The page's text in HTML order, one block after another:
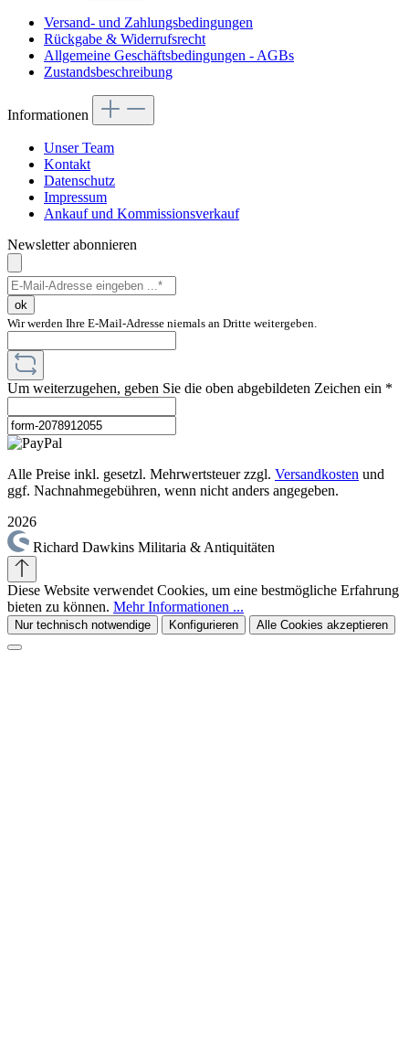
Versand- und Zahlungsbedingungen
Rückgabe & Widerrufsrecht
Allgemeine Geschäftsbedingungen - AGBs
Zustandsbeschreibung
Informationen
Unser Team
Kontakt
Datenschutz
Impressum
Ankauf und Kommissionsverkauf
Newsletter abonnieren
ok
Wir werden Ihre E-Mail-Adresse niemals an Dritte weitergeben.
Um weiterzugehen, geben Sie die oben abgebildeten Zeichen ein *
Alle Preise inkl. gesetzl. Mehrwertsteuer zzgl. Versandkosten und
ggf. Nachnahmegebühren, wenn nicht anders angegeben.
2026
Richard Dawkins Militaria & Antiquitäten
Diese Website verwendet Cookies, um eine bestmögliche Erfahrung
bieten zu können. Mehr Informationen ...
Nur technisch notwendige Konfigurieren Alle Cookies akzeptieren